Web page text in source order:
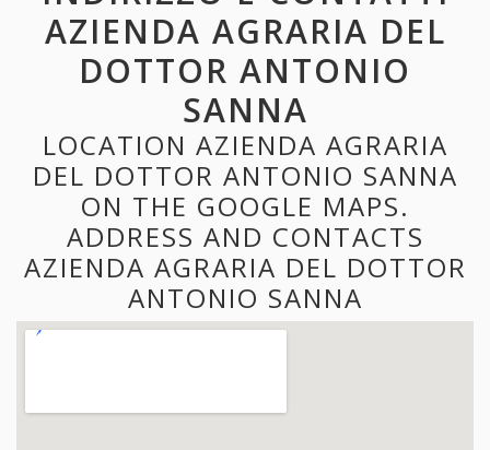
AZIENDA AGRARIA DEL
DOTTOR ANTONIO
SANNA
LOCATION AZIENDA AGRARIA
DEL DOTTOR ANTONIO SANNA
ON THE GOOGLE MAPS.
ADDRESS AND CONTACTS
AZIENDA AGRARIA DEL DOTTOR
ANTONIO SANNA